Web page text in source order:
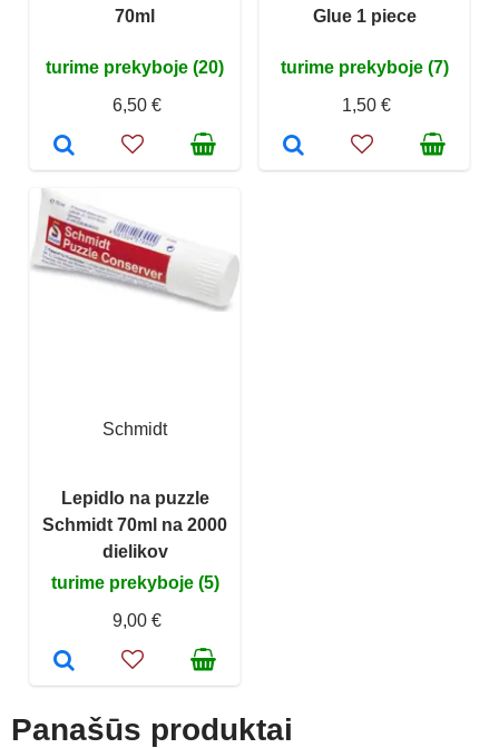
70ml
turime prekyboje (20)
6,50 €
Glue 1 piece
turime prekyboje (7)
1,50 €
Schmidt
Lepidlo na puzzle
Schmidt 70ml na 2000
dielikov
turime prekyboje (5)
9,00 €
Panašūs produktai